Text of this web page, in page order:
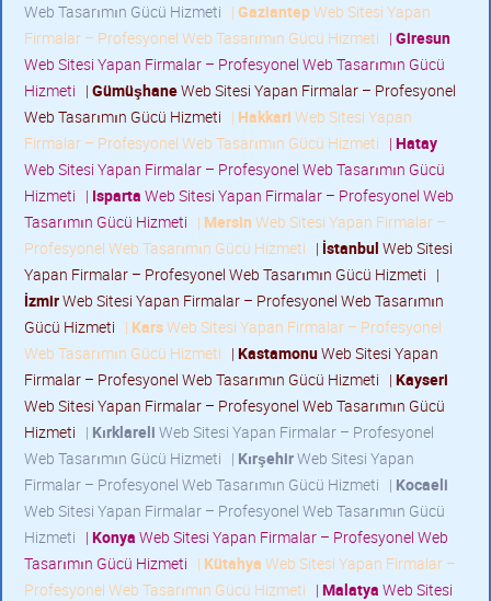
Web Tasarımın Gücü Hizmeti | GaziantepWeb Sitesi Yapan
Firmalar – Profesyonel Web Tasarımın Gücü Hizmeti | Giresun
Web Sitesi Yapan Firmalar – Profesyonel Web Tasarımın Gücü
Hizmeti | GümüşhaneWeb Sitesi Yapan Firmalar – Profesyonel
Web Tasarımın Gücü Hizmeti | Hakkari Web Sitesi Yapan
Firmalar – Profesyonel Web Tasarımın Gücü Hizmeti | Hatay
Web Sitesi Yapan Firmalar – Profesyonel Web Tasarımın Gücü
Hizmeti | Isparta Web Sitesi Yapan Firmalar – Profesyonel Web
Tasarımın Gücü Hizmeti | Mersin Web Sitesi Yapan Firmalar –
Profesyonel Web Tasarımın Gücü Hizmeti | İstanbul Web Sitesi
Yapan Firmalar – Profesyonel Web Tasarımın Gücü Hizmeti |
İzmirWeb Sitesi Yapan Firmalar – Profesyonel Web Tasarımın
Gücü Hizmeti | KarsWeb Sitesi Yapan Firmalar – Profesyonel
Web Tasarımın Gücü Hizmeti | KastamonuWeb Sitesi Yapan
Firmalar – Profesyonel Web Tasarımın Gücü Hizmeti | Kayseri
Web Sitesi Yapan Firmalar – Profesyonel Web Tasarımın Gücü
Hizmeti | Kırklareli Web Sitesi Yapan Firmalar – Profesyonel
Web Tasarımın Gücü Hizmeti | KırşehirWeb Sitesi Yapan
Firmalar – Profesyonel Web Tasarımın Gücü Hizmeti | Kocaeli
Web Sitesi Yapan Firmalar – Profesyonel Web Tasarımın Gücü
Hizmeti | Konya Web Sitesi Yapan Firmalar – Profesyonel Web
Tasarımın Gücü Hizmeti | Kütahya Web Sitesi Yapan Firmalar –
Profesyonel Web Tasarımın Gücü Hizmeti | Malatya Web Sitesi